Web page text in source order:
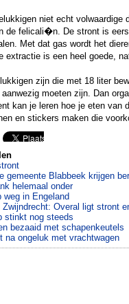
niet echt
de felicali�n. De stront is
Met dat gas wordt het
extractie is een heel goede,
zijn die met 18 liter
moeten zijn. Dan
kan je leren hoe je eten van
en stickers maken die
gemeente Blabbeek krijgen
helemaal onder
weg in Engeland
Zwijndrecht: Overal ligt stront
stinkt nog steeds
bezaaid met schapenkeutels
na ongeluk met vrachtwagen